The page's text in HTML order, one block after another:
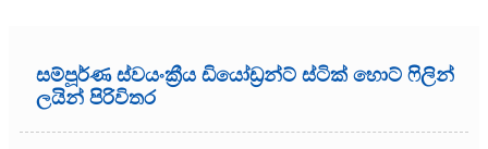
සම්පූර්ණ ස්වයංක්‍රීය ඩියෝඩ්‍රන්ට් ස්ටික් හොට් ෆිලින්
ලයින් පිරිවිතර